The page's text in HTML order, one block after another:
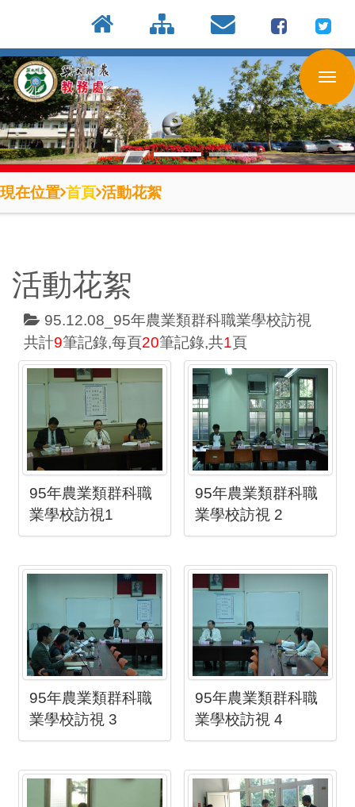
到
主
要
內
容
區
現在位置 首頁 活動花絮
活動花絮
95.12.08_95年農業類群科職業學校訪視
共計9筆記錄,每頁20筆記錄,共1頁
95年農業類群科職
業學校訪視1
95年農業類群科職
業學校訪視 2
95年農業類群科職
業學校訪視 3
95年農業類群科職
業學校訪視 4